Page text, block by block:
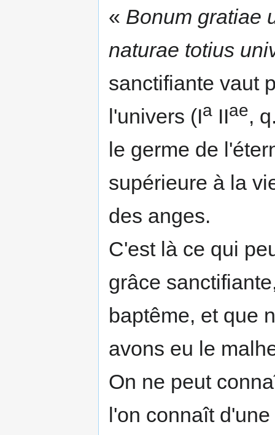
« Bonum gratiae
naturae totius
sanctifiante vaut
l'univers (Ia IIae,
le germe de
supérieure à la
des anges.
C'est là ce qui
grâce
baptême, et que
avons eu le
On ne peut
l'on connaît